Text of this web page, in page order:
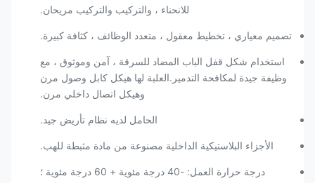
للانحناء ، والتركيب والتركيب مريحان.
تصميم معياري ، تخطيط معقول ، متعدد الوظائف ، كثافة كبيرة.
استخدام شكل قفل الباب المضاد للسرقة ، آمن وموثوق ، مع
وظيفة جيدة لمكافحة التدمير.العلبة لها هيكل كابل وصول مرن
وهيكل اتصال داخلي مرن.
الحامل لديه نظام تأريض جيد.
الأجزاء البلاستيكية الداخلية مصنوعة من مادة مثبطة للهب.
درجة حرارة العمل: -40 درجة مئوية + 60 درجة مئوية ؛